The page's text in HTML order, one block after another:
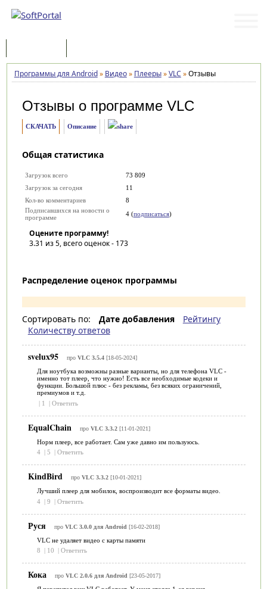
Программы для Android» Видео» Плееры»VLC »Отзывы
Отзывы о программе VLC
СКАЧАТЬ Описание
Общая статистика
Загрузок всего
73 809
Загрузок за сегодня
11
Кол-во комментариев
8
Подписавшихся на новости о
программе
4 (подписаться)
Оцените программу!
3.31 из 5, всего оценок - 173
Распределение оценок программы
Сортировать по: Дате добавления
Рейтингу
Количеству ответов
svelux95 про VLC 3.5.4[18-05-2024]
Для ноутбука возможны разные варианты, но для телефона VLC -
именно тот плеер, что нужно! Есть все необходимые кодеки и
функции. Большой плюс - без рекламы, без всяких ограничений,
премиумов и т.д.
| 1 | Ответить
EqualChain про VLC 3.3.2[11-01-2021]
Норм плеер, все работает. Сам уже давно им пользуюсь.
4 | 5 | Ответить
KindBird про VLC 3.3.2[10-01-2021]
Лучший плеер для мобилок, воспроизводит все форматы видео.
4 | 9 | Ответить
Руся про VLC 3.0.0 для Android [16-02-2018]
VLC не удаляет видео с карты памяти
8
| 10 | Ответить
Кока про VLC 2.0.6 для Android [23-05-2017]